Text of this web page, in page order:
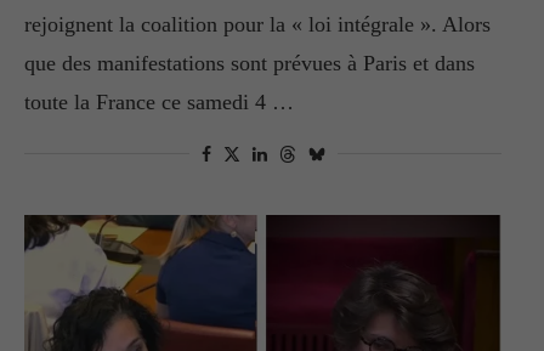
rejoignent la coalition pour la « loi intégrale ». Alors
que des manifestations sont prévues à Paris et dans
toute la France ce samedi 4 …